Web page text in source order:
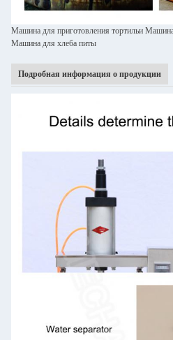
Машина для приготовления тортильи
Машина для хлеба питы
Подробная информация о продукции